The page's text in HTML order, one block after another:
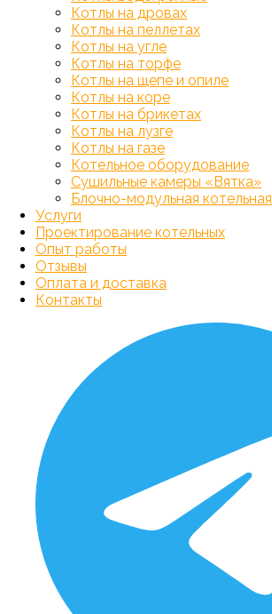
Котлы на дровах
Котлы на пеллетах
Котлы на угле
Котлы на торфе
Котлы на щепе и опиле
Котлы на коре
Котлы на брикетах
Котлы на лузге
Котлы на газе
Котельное оборудование
Сушильные камеры «Вятка»
Блочно-модульная котельная
Услуги
Проектирование котельных
Опыт работы
Отзывы
Оплата и доставка
Контакты